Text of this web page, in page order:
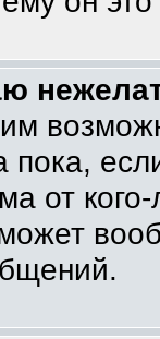
от